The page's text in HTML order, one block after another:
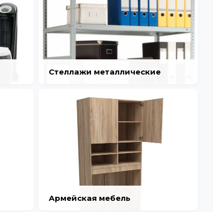
Стеллажи металлические
Армейская мебель